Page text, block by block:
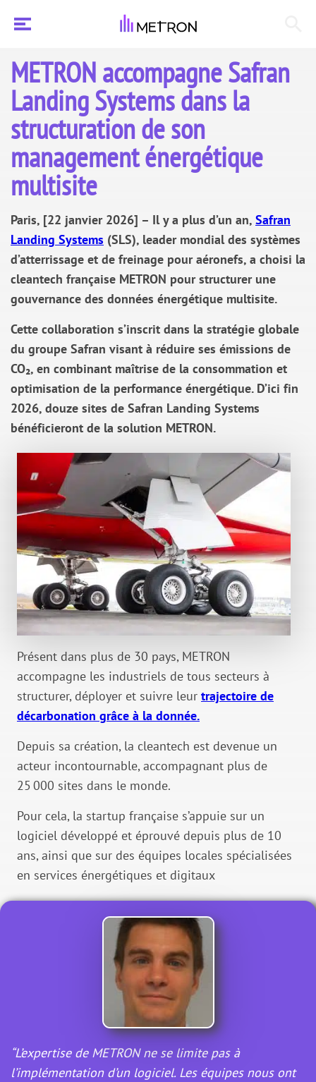
METRON accompagne Safran
Landing Systems dans la
structuration de son
management énergétique
multisite
Paris, [22 janvier 2026] – Il y a plus d’un an, Safran
Landing Systems (SLS), leader mondial des systèmes
d’atterrissage et de freinage pour aéronefs, a choisi la
cleantech française METRON pour structurer une
gouvernance des données énergétique multisite.
Cette collaboration s’inscrit dans la stratégie globale
du groupe Safran visant à réduire ses émissions de
CO₂, en combinant maîtrise de la consommation et
optimisation de la performance énergétique. D’ici fin
2026, douze sites de Safran Landing Systems
bénéficieront de la solution METRON.
Présent dans plus de 30 pays, METRON
accompagne les industriels de tous secteurs à
structurer, déployer et suivre leur trajectoire de
décarbonation grâce à la donnée.
Depuis sa création, la cleantech est devenue un
acteur incontournable, accompagnant plus de
25 000 sites dans le monde.
Pour cela, la startup française s’appuie sur un
logiciel développé et éprouvé depuis plus de 10
ans, ainsi que sur des équipes locales spécialisées
en services énergétiques et digitaux
“L’expertise de METRON ne se limite pas à
l’implémentation d’un logiciel. Les équipes nous ont